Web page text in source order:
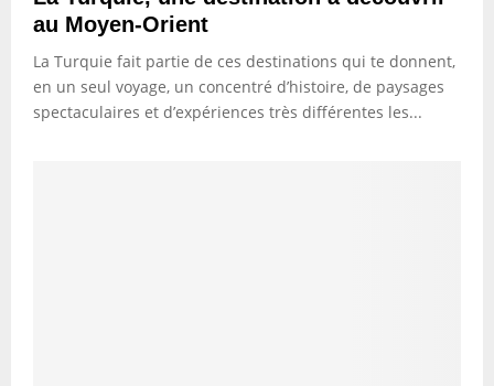
au Moyen-Orient
La Turquie fait partie de ces destinations qui te donnent,
en un seul voyage, un concentré d’histoire, de paysages
spectaculaires et d’expériences très différentes les...